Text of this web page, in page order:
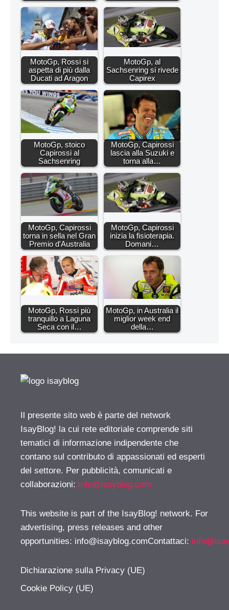
MotoGp, Rossi si
aspetta di più dalla
Ducati ad Aragon
MotoGp, al
Sachsenring si rivede
Capirex
MotoGp, stoico
Capirossi al
Sachsenring
MotoGp, Capirossi
lascia alla Suzuki e
torna alla…
MotoGp, Capirossi
torna in sella nel Gran
Premio d'Australia
MotoGp, Capirossi
inizia la fisioterapia.
Domani…
MotoGp, Rossi più
tranquillo a Laguna
Seca con il…
MotoGp, in Australia il
miglior week end
della…
Il presente sito web è parte del network
IsayBlog! la cui rete editoriale comprende siti
tematici di informazione indipendente che
contano sul contributo di appassionati ed esperti
del settore. Per pubblicità, comunicati e
collaborazioni: info@isayblog.com
This website is part of the IsayBlog! network. For
advertising, press releases and other
opportunities: info@isayblog.comContattaci:
Dichiarazione sulla Privacy (UE)
Cookie Policy (UE)